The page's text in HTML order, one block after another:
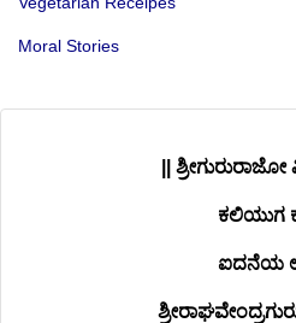
Moral Stories
||
ಕಲಿಯುಗ
ಐದನೆಯ